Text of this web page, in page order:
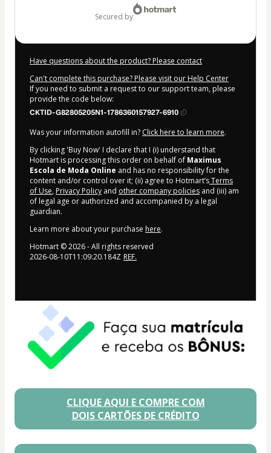
secured by
Have questions about the product? Please contact
Can't complete this purchase? Please visit our Help Center
If you need to submit a request to our support team, please
provide the code below:
CKTID-G82805205N1-1786360157927-6910
Was your information autofill in? Click here to learn more.
By clicking 'Buy Now' I declare that I (i) understand that
Hotmart is processing this order on behalf of Maximus
Escola de Moda Online and has no responsibility for the
content and/or control over it; (ii) agree to Hotmart’sTerms
of Use, Privacy Policy and other company policies and (iii) am
of legal age or authorized and accompanied by a legal
guardian.
Learn more about your purchase here.
Hotmart ©2026- All rights reserved
2026-08-10T11:09:20.184Z REF.
CLIQUE AQUI E COMPRE COM
DOIS CARTÕES DE CRÉDITO